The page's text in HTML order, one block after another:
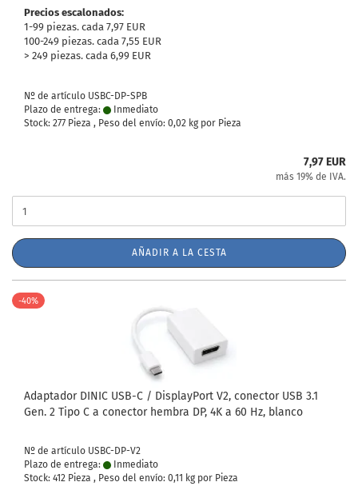
Precios escalonados:
1-99 piezas. cada 7,97 EUR
100-249 piezas. cada 7,55 EUR
> 249 piezas. cada 6,99 EUR
Nº de artículo USBC-DP-SPB
Plazo de entrega:
Inmediato
Stock: 277 Pieza , Peso del envío: 0,02 kg por Pieza
7,97 EUR
más 19% de IVA.
AÑADIR A LA CESTA
-40%
Adaptador DINIC USB-C / DisplayPort V2, conector USB 3.1
Gen. 2 Tipo C a conector hembra DP, 4K a 60 Hz, blanco
Nº de artículo USBC-DP-V2
Plazo de entrega:
Inmediato
Stock: 412 Pieza , Peso del envío: 0,11 kg por Pieza